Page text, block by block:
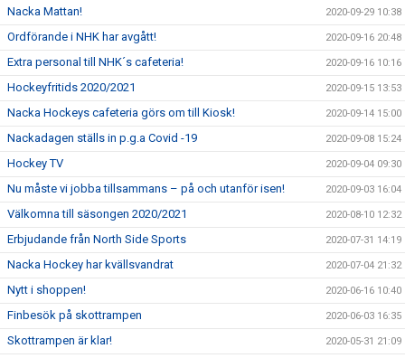
Nacka Mattan! 2020-09-29 10:38
Ordförande i NHK har avgått! 2020-09-16 20:48
Extra personal till NHK´s cafeteria! 2020-09-16 10:16
Hockeyfritids 2020/2021 2020-09-15 13:53
Nacka Hockeys cafeteria görs om till Kiosk! 2020-09-14 15:00
Nackadagen ställs in p.g.a Covid -19 2020-09-08 15:24
Hockey TV 2020-09-04 09:30
Nu måste vi jobba tillsammans – på och utanför isen! 2020-09-03 16:04
Välkomna till säsongen 2020/2021 2020-08-10 12:32
Erbjudande från North Side Sports 2020-07-31 14:19
Nacka Hockey har kvällsvandrat 2020-07-04 21:32
Nytt i shoppen! 2020-06-16 10:40
Finbesök på skottrampen 2020-06-03 16:35
Skottrampen är klar! 2020-05-31 21:09